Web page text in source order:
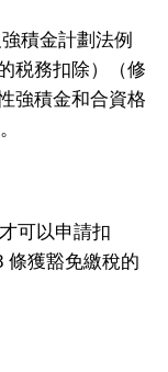
積金計劃法例
税務扣除）（修
強積金和合資格
。
可以申請扣
條獲豁免繳稅的